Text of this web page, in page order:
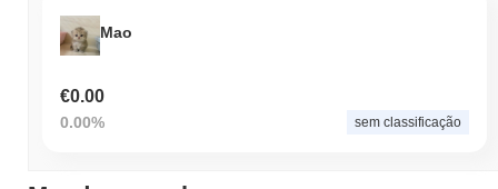
Mao
€0.00
0.00% sem classificação